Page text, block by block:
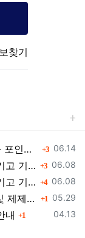
찾기
등록일
06.14
니다!! 3댓글
등록일
06.08
받자! 3댓글
등록일
06.08
받자! 4댓글
등록일
05.29
니다. 1댓글
등록일
04.13
내 1